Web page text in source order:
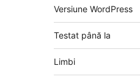
Versiune WordPress
Testat până la
Limbi